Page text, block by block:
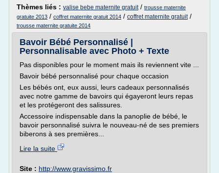
Thèmes liés : valise bebe maternite gratuit/ trousse maternite
gratuite 2013 / coffret maternite gratuit 2014 / coffret maternite gratuit/
trousse maternite gratuite 2014
Bavoir Bébé Personnalisé |
Personnalisable avec Photo + Texte
Pas disponibles pour le moment mais ils reviennent vite ...
Bavoir bébé personnalisé pour chaque occasion
Les bébés ont, eux aussi, leurs cadeaux personnalisés
avec notre gamme de bavoirs qui égayeront leurs repas
et les protégeront des salissures.
Accessoire indispensable dans la panoplie de bébé, le
bavoir personnalisé suivra le nouveau-né de ses premiers
biberons à ses premières...
Lire la suite
Site : http://www.gravissimo.fr